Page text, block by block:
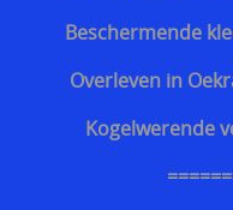
Beschermende
Overleven in
Kogelwerende